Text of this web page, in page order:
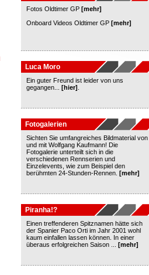
Fotos Oldtimer GP [mehr]
Onboard Videos Oldtimer GP [mehr]
Luca Moro
Ein guter Freund ist leider von uns
gegangen... [hier]
Fotogalerien
Sichten Sie umfangreiches Bildmaterial von
und mit Wolfgang Kaufmann! Die
Fotogalerie unterteilt sich in die
verschiedenen Rennserien und
Einzelevents, wie zum Beispiel den
berühmten 24-Stunden-Rennen. [mehr]
Piranha!?
Einen treffenderen Spitznamen hätte sich
der Spanier Paco Orti im Jahr 2001 wohl
kaum einfallen lassen können. In einer
überaus erfolgreichen Saison ... [mehr]